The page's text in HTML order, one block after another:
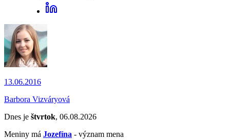
13.06.2016
Barbora Vizváryová
Dnes je štvrtok, 06.08.2026
Meniny má Jozefína - význam mena